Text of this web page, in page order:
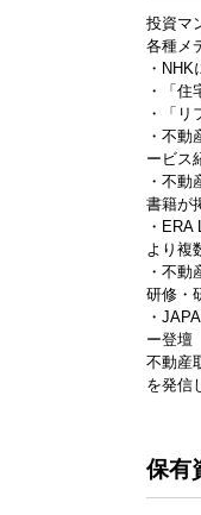
投資マ
各種メ
・
・「
・「
・不
ービス
・不
書籍が
・
より複
・不
研修・
・
ー登壇
不動産
を発信
保有